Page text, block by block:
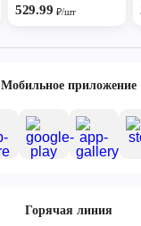
пастой и орехами
529.99 ₽/шт
Мобильное приложение
Горячая линия